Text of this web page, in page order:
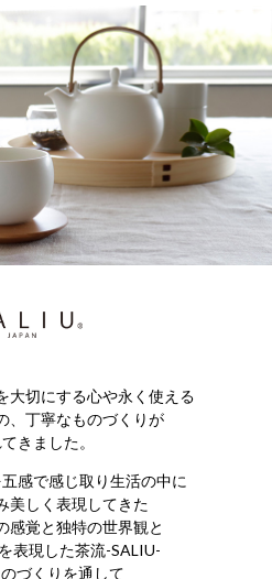
大切にする心や永く使える
、丁寧なものづくりが
きました。
感で感じ取り生活の中に
美しく表現してきた
感覚と独特の世界観と
表現した茶流-SALIU-
づくりを通して